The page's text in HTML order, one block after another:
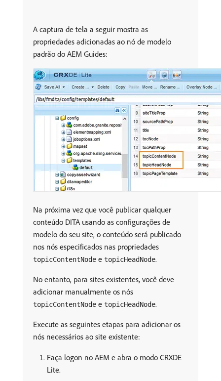
A captura de tela a seguir mostra as
propriedades adicionadas ao nó de modelo
padrão do AEM Guides:
Na próxima vez que você publicar qualquer
conteúdo DITA usando as configurações de
modelo do seu site, o conteúdo será publicado
nos nós especificados nas propriedades
topicContentNode e topicHeadNode.
No entanto, para sites existentes, você deve
adicionar manualmente os nós
topicContentNode e topicHeadNode.
Execute as seguintes etapas para adicionar os
nós necessários ao site existente:
Faça logon no AEM e abra o modo CRXDE
Lite.